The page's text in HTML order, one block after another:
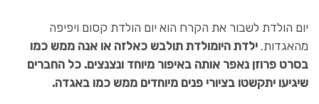
יום הולדת לשבור את הקרח הוא יום הולדת קסום ויפיפה
מהאגדות. ילדת היומולדת תולבש כאלזה או אנה ממש כמו
בסרט פרוזן נאפר אותה באיפור מיוחד ונצנצים. כל החברים
שיגיעו יתקשטו בציורי פנים מיוחדים ממש כמו באגדה.